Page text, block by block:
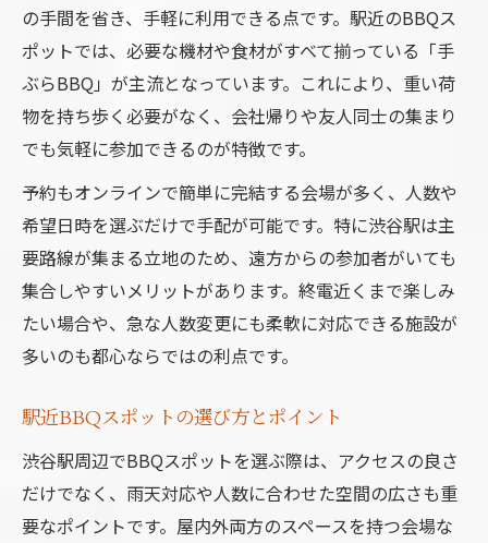
の手間を省き、手軽に利用できる点です。駅近のBBQス
ポットでは、必要な機材や食材がすべて揃っている「手
ぶらBBQ」が主流となっています。これにより、重い荷
物を持ち歩く必要がなく、会社帰りや友人同士の集まり
でも気軽に参加できるのが特徴です。
予約もオンラインで簡単に完結する会場が多く、人数や
希望日時を選ぶだけで手配が可能です。特に渋谷駅は主
要路線が集まる立地のため、遠方からの参加者がいても
集合しやすいメリットがあります。終電近くまで楽しみ
たい場合や、急な人数変更にも柔軟に対応できる施設が
多いのも都心ならではの利点です。
駅近BBQスポットの選び方とポイント
渋谷駅周辺でBBQスポットを選ぶ際は、アクセスの良さ
だけでなく、雨天対応や人数に合わせた空間の広さも重
要なポイントです。屋内外両方のスペースを持つ会場な